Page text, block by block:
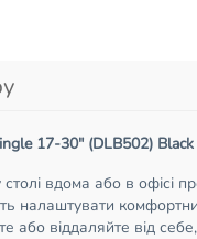
17-30" (DLB502) Black
вдома або в офісі
налаштувати
або віддаляйте від